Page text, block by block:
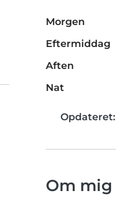
Morgen
Eftermiddag
Aften
Nat
Opdateret:
Om mig